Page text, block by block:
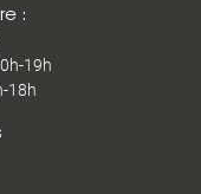
:
19h
18h